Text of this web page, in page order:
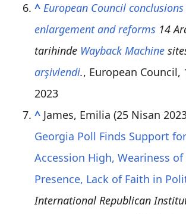
^ European Council
enlargement and reforms14
tarihinde Wayback Machine
arşivlendi., European Council,
2023
^ James, Emilia (25 Nisan
Georgia Poll Finds Support
Accession High, Weariness of
Presence, Lack of Faith in
International Republican